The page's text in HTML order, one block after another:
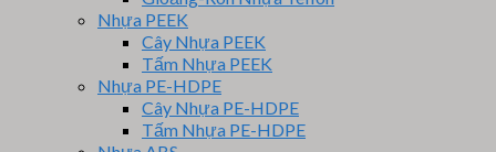
Nhựa PEEK
Cây Nhựa PEEK
Tấm Nhựa PEEK
Nhựa PE-HDPE
Cây Nhựa PE-HDPE
Tấm Nhựa PE-HDPE